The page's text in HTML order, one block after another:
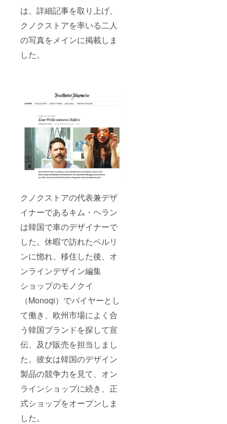
は、詳細記事を取り上げ、
クノクストアを率いる二人
の写真をメインに掲載しま
した。
クノクストアの代表兼デザ
イナーであるキム・ヘラン
は韓国で車のデザイナーで
した。休暇で訪れたベルリ
ンに惚れ、移住した後、オ
ンラインデザイン編集
ショップのモノクイ
（Monoqi）でバイヤーとし
て働き、欧州市場によく合
う韓国ブランドを探して宣
伝、及び販売を担当しまし
た。彼女は韓国のデザイン
製品の競争力を見て、オン
ラインショップに続き、正
式ショップをオープンしま
した。